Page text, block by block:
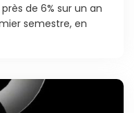
de 6% sur un an
semestre, en